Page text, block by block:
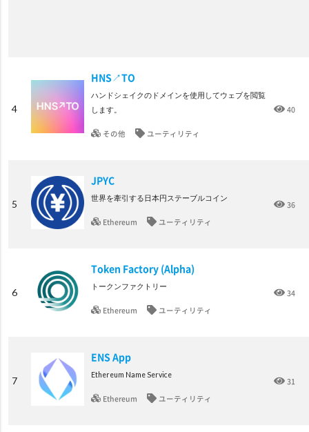
4
HNS↗TO
ハンドシェイクのドメインを使用してウェブを閲覧
します。
その他 ユーティリティ
40
5
JPYC
世界を牽引する日本円ステーブルコイン
Ethereum ユーティリティ
36
6
Token Factory (Alpha)
トークンファクトリー
Ethereum ユーティリティ
34
7
ENS App
Ethereum Name Service
Ethereum ユーティリティ
31